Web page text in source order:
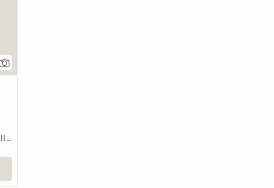
Gehele woning | Mouans-Sartoux (06370) | 21 M2